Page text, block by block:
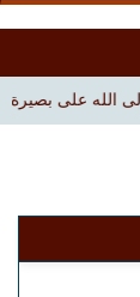
بصيرة) | بجامع